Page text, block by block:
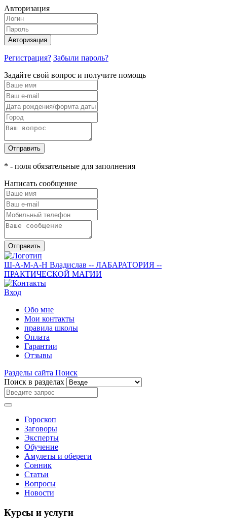
Авторизация
Авторизация
Регистрация? Забыли пароль?
Задайте свой вопрос и получите помощь
Отправить
* - поля обязательные для заполнения
Написать сообщение
Отправить
Ш-А-М-А-Н Владислав -- ЛАБАРАТОРИЯ --
ПРАКТИЧЕСКОЙ МАГИИ
Вход
Обо мне
Мои контакты
правила школы
Оплата
Гарантии
Отзывы
Разделы сайта Поиск
Поиск в разделах
Гороскоп
Заговоры
Эксперты
Обучение
Амулеты и обереги
Сонник
Статьи
Вопросы
Новости
Курсы и услуги